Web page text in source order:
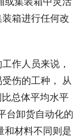
箱进行任何改
作人员来说，
伤的工种， 从
总体平均水平
台卸货自动化的
和材料不同则是